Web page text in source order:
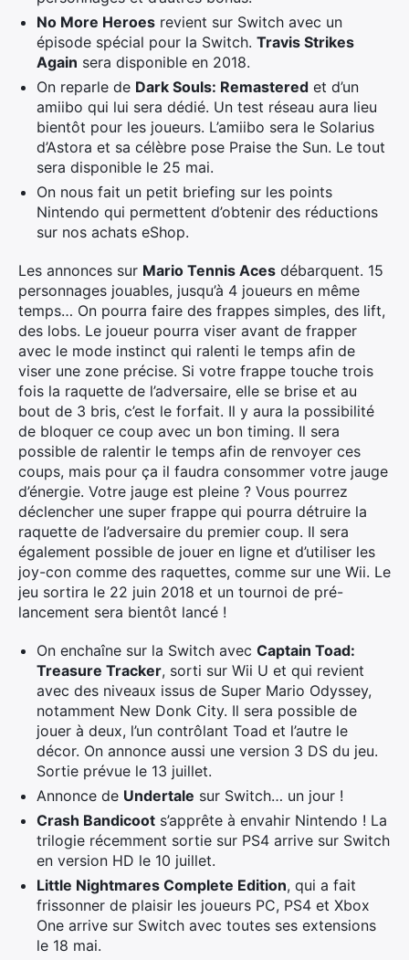
No More Heroes revient sur Switch avec un
épisode spécial pour la Switch. Travis Strikes
Again sera disponible en 2018.
On reparle de Dark Souls: Remastered et d’un
amiibo qui lui sera dédié. Un test réseau aura lieu
bientôt pour les joueurs. L’amiibo sera le Solarius
d’Astora et sa célèbre pose Praise the Sun. Le tout
sera disponible le 25 mai.
On nous fait un petit briefing sur les points
Nintendo qui permettent d’obtenir des réductions
sur nos achats eShop.
Les annonces sur Mario Tennis Aces débarquent. 15
personnages jouables, jusqu’à 4 joueurs en même
temps… On pourra faire des frappes simples, des lift,
des lobs. Le joueur pourra viser avant de frapper
avec le mode instinct qui ralenti le temps afin de
viser une zone précise. Si votre frappe touche trois
fois la raquette de l’adversaire, elle se brise et au
bout de 3 bris, c’est le forfait. Il y aura la possibilité
de bloquer ce coup avec un bon timing. Il sera
possible de ralentir le temps afin de renvoyer ces
coups, mais pour ça il faudra consommer votre jauge
d’énergie. Votre jauge est pleine ? Vous pourrez
déclencher une super frappe qui pourra détruire la
raquette de l’adversaire du premier coup. Il sera
également possible de jouer en ligne et d’utiliser les
joy-con comme des raquettes, comme sur une Wii. Le
jeu sortira le 22 juin 2018 et un tournoi de pré-
lancement sera bientôt lancé !
On enchaîne sur la Switch avec Captain Toad:
Treasure Tracker, sorti sur Wii U et qui revient
avec des niveaux issus de Super Mario Odyssey,
notamment New Donk City. Il sera possible de
jouer à deux, l’un contrôlant Toad et l’autre le
décor. On annonce aussi une version 3 DS du jeu.
Sortie prévue le 13 juillet.
Annonce de Undertale sur Switch… un jour !
Crash Bandicoot s’apprête à envahir Nintendo ! La
trilogie récemment sortie sur PS4 arrive sur Switch
en version HD le 10 juillet.
Little Nightmares Complete Edition, qui a fait
frissonner de plaisir les joueurs PC, PS4 et Xbox
One arrive sur Switch avec toutes ses extensions
le 18 mai.